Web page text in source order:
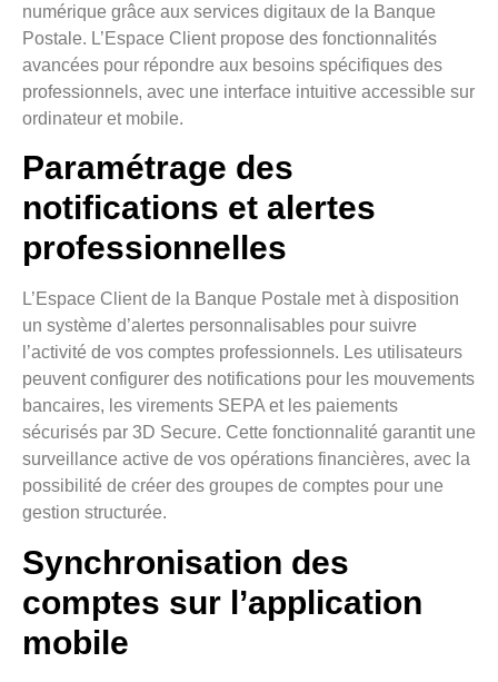
numérique grâce aux services digitaux de la Banque
Postale. L’Espace Client propose des fonctionnalités
avancées pour répondre aux besoins spécifiques des
professionnels, avec une interface intuitive accessible sur
ordinateur et mobile.
Paramétrage des
notifications et alertes
professionnelles
L’Espace Client de la Banque Postale met à disposition
un système d’alertes personnalisables pour suivre
l’activité de vos comptes professionnels. Les utilisateurs
peuvent configurer des notifications pour les mouvements
bancaires, les virements SEPA et les paiements
sécurisés par 3D Secure. Cette fonctionnalité garantit une
surveillance active de vos opérations financières, avec la
possibilité de créer des groupes de comptes pour une
gestion structurée.
Synchronisation des
comptes sur l’application
mobile